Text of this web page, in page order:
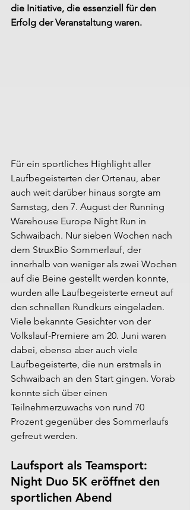
die Initiative, die essenziell für den
Erfolg der Veranstaltung waren.
Für ein sportliches Highlight aller
Laufbegeisterten der Ortenau, aber
auch weit darüber hinaus sorgte am
Samstag, den 7. August der Running
Warehouse Europe Night Run in
Schwaibach. Nur sieben Wochen nach
dem StruxBio Sommerlauf, der
innerhalb von weniger als zwei Wochen
auf die Beine gestellt werden konnte,
wurden alle Laufbegeisterte erneut auf
den schnellen Rundkurs eingeladen.
Viele bekannte Gesichter von der
Volkslauf-Premiere am 20. Juni waren
dabei, ebenso aber auch viele
Laufbegeisterte, die nun erstmals in
Schwaibach an den Start gingen. Vorab
konnte sich über einen
Teilnehmerzuwachs von rund 70
Prozent gegenüber des Sommerlaufs
gefreut werden.
Laufsport als Teamsport:
Night Duo 5K eröffnet den
sportlichen Abend